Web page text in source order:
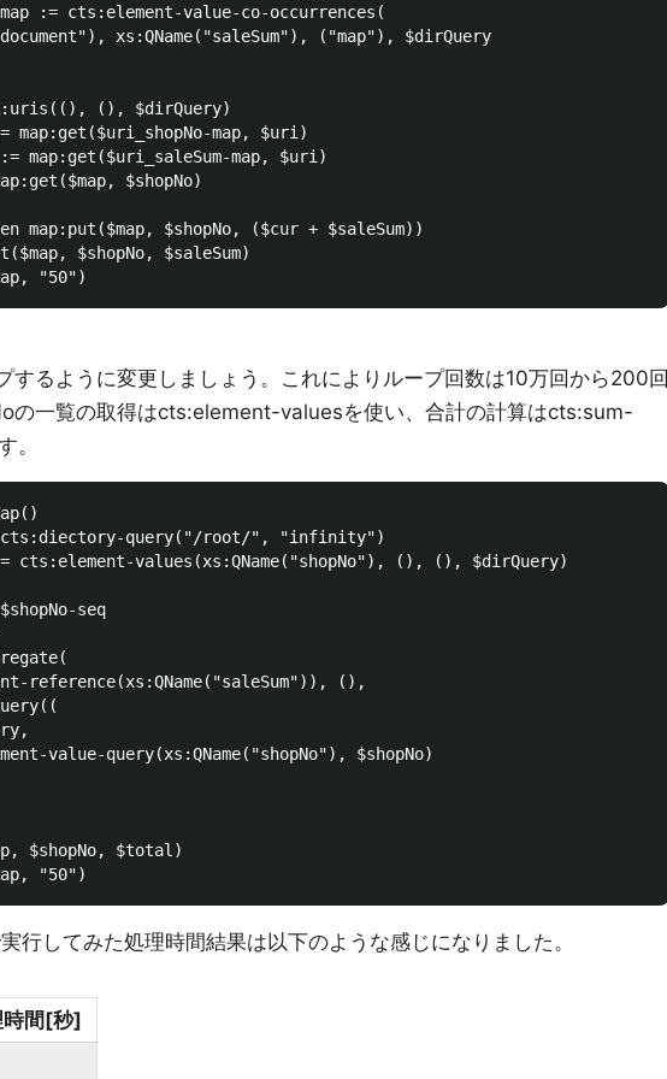
:= cts:element-value-co-occurrences(
xs:QName("saleSum"), ("map"), $dirQuery
(), $dirQuery)
map:get($uri_shopNo-map, $uri)
map:get($uri_saleSum-map, $uri)
$shopNo)
map:put($map, $shopNo, ($cur + $saleSum))
$shopNo, $saleSum)
するように変更しましょう。これによりループ回数は10万回から200
の一覧の取得はcts:element-valuesを使い、合計の計算はcts:sum-
。
cts:diectory-query("/root/", "infinity")
cts:element-values(xs:QName("shopNo"), (), (), $dirQuery)
seq
reference(xs:QName("saleSum")), (),
value-query(xs:QName("shopNo"), $shopNo)
$shopNo, $total)
行してみた処理時間結果は以下のような感じになりました。
時間[秒]